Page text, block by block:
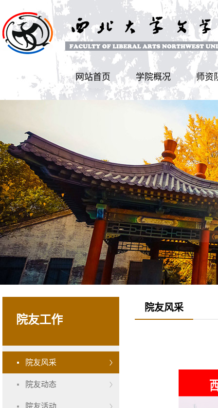
网站首页 学院概况 师资
院友工作
院友风采
院友动态
院友活动
院友风采